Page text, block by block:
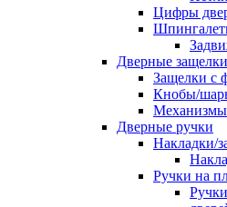
Цифры
Дверные защелки
Защелки с
Кнобы/
Дверные ручки
Накладки/
Ручки на